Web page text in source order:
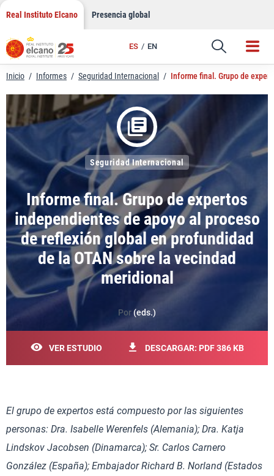
Saltar
contenido
Real Instituto Elcano Presencia global
ES EN
Enlace
Inicio / Informes / Seguridad Internacional / Informe final. Grupo de
Informe final. Grupo de expertos
independientes de apoyo al proceso
de reflexión global en profundidad
de la OTAN sobre la vecindad
meridional
Seguridad Internacional
Por(eds.)
VER ESTUDIO DESCARGAR: PDF 386 KB
El grupo de expertos está compuesto por las siguientes
personas: Dra. Isabelle Werenfels (Alemania); Dra. Katja
Lindskov Jacobsen (Dinamarca); Sr. Carlos Carnero
González (España); Embajador Richard B. Norland (Estados